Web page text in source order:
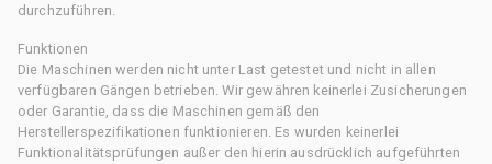
durchzuführen.
Funktionen
Die Maschinen werden nicht unter Last getestet und nicht in allen
verfügbaren Gängen betrieben. Wir gewähren keinerlei Zusicherungen
oder Garantie, dass die Maschinen gemäß den
Herstellerspezifikationen funktionieren. Es wurden keinerlei
Funktionalitätsprüfungen außer den hierin ausdrücklich aufgeführten